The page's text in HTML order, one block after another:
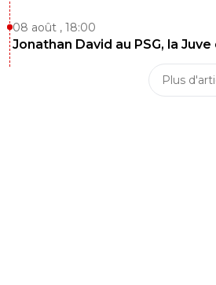
08 août , 18:00
Jonathan David au PSG, la
Plus